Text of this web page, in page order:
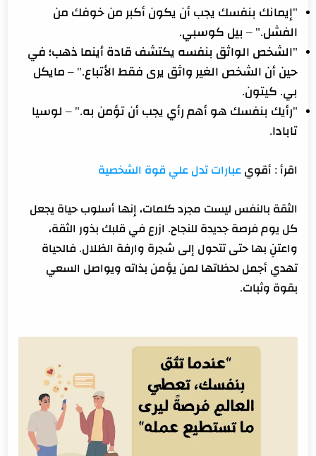
"إيمانك بنفسك يجب أن يكون أكبر من خوفك من
الفشل." – بيل كوسبي.
"الشخص الواثق بنفسه يكتشف قادة أينما ذهب؛ في
حين أن الشخص الغير واثق يرى فقط الأتباع." – مايكل
بي. كيتون.
"رأيك بنفسك هو أهم رأي يجب أن تؤمن به." – لوسيا
تابادا.
اقرأ : أقويعبارات تدل علي قوة الشخصية
الثقة بالنفس ليست مجرد كلمات، إنها أسلوب حياة يجعل
كل يوم فرصة جديدة للنجاح. ازرع في قلبك بذور الثقة،
واعتنِ بها حتى تتحول إلى شجرة وارفة الظلال. فالحياة
تهدي أجمل لحظاتها لمن يؤمن بذاته ويواصل السعي
بقوة وثبات.